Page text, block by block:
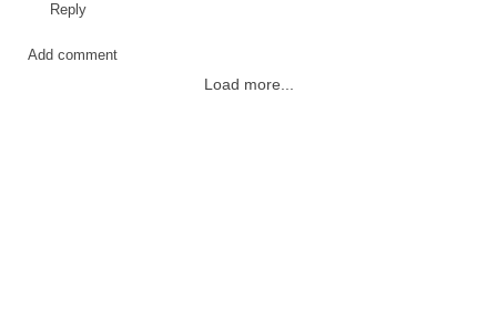
Reply
Add comment
Load more...